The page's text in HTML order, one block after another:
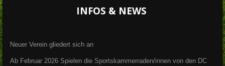
INFOS & NEWS
Neuer Verein gliedert sich an
Ab Februar 2026 Spielen die Sportskammerraden/innen von den DC